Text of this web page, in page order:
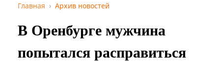
Главная Архив новостей
В Оренбурге мужчина
попытался расправиться